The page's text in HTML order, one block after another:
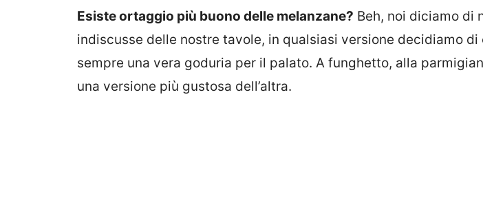
Esiste ortaggio più buono delle melanzane? Beh, noi diciamo di
indiscusse delle nostre tavole, in qualsiasi versione decidiamo di
sempre una vera goduria per il palato. A funghetto, alla
una versione più gustosa dell’altra.